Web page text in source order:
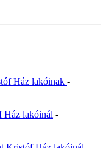
Ház lakóinak -
Ház lakóinál -